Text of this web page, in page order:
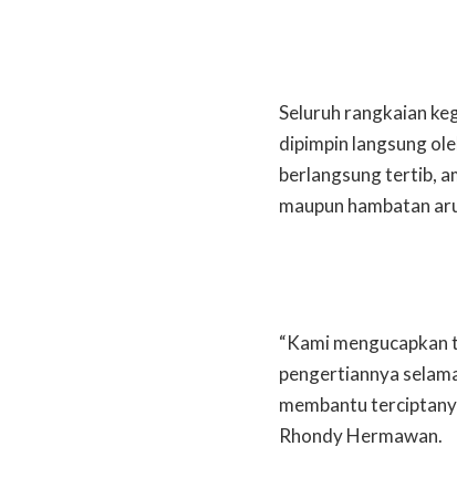
Seluruh rangkaian
dipimpin langsung
berlangsung tertib,
maupun hambatan
“Kami
pengertiannya
membantu
Rhondy Hermawan.